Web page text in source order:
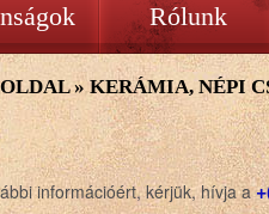
Rólunk
»KERÁMIA, NÉPI
információért, kérjük, hívja a